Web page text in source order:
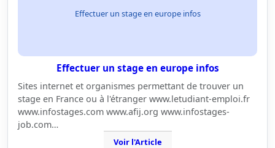
Effectuer un stage en europe infos
Effectuer un stage en europe infos
Sites internet et organismes permettant de trouver un
stage en France ou à l'étranger www.letudiant-emploi.fr
www.infostages.com www.afij.org www.infostages-
job.com…
Voir l'Article